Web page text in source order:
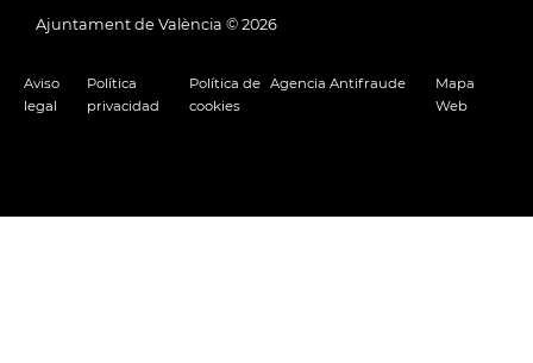
Ajuntament de València © 2026
Aviso
legal
Política
privacidad
Política de
cookies
Agencia Antifraude
Mapa
Web